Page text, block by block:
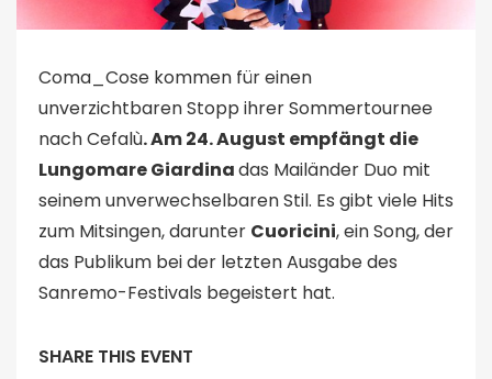
Coma_Cose kommen für einen
unverzichtbaren Stopp ihrer Sommertournee
nach Cefalù. Am 24. August empfängt die
Lungomare Giardinadas Mailänder Duo mit
seinem unverwechselbaren Stil. Es gibt viele Hits
zum Mitsingen, darunter Cuoricini, ein Song, der
das Publikum bei der letzten Ausgabe des
Sanremo-Festivals begeistert hat.
SHARE THIS EVENT